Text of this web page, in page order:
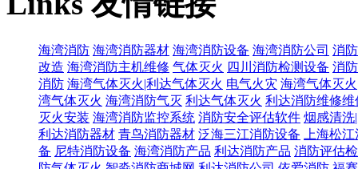
海湾消防 海湾消防器材 海湾消防设备 海湾消防公司 消
改造 海湾消防主机维修 气体灭火 四川消防检测设备 消
消防 海湾气体灭火|利达气体灭火 电气火灾 海湾气体灭
湾气体灭火 海湾消防气灭 利达气体灭火 利达消防维修维
灭火安装 海湾消防监控系统 消防安全评估软件 烟感清洗
利达消防器材 青鸟消防器材 泛海三江消防设备
上海松
备 尼特消防设备 海湾消防产品 利达消防产品 消防评估